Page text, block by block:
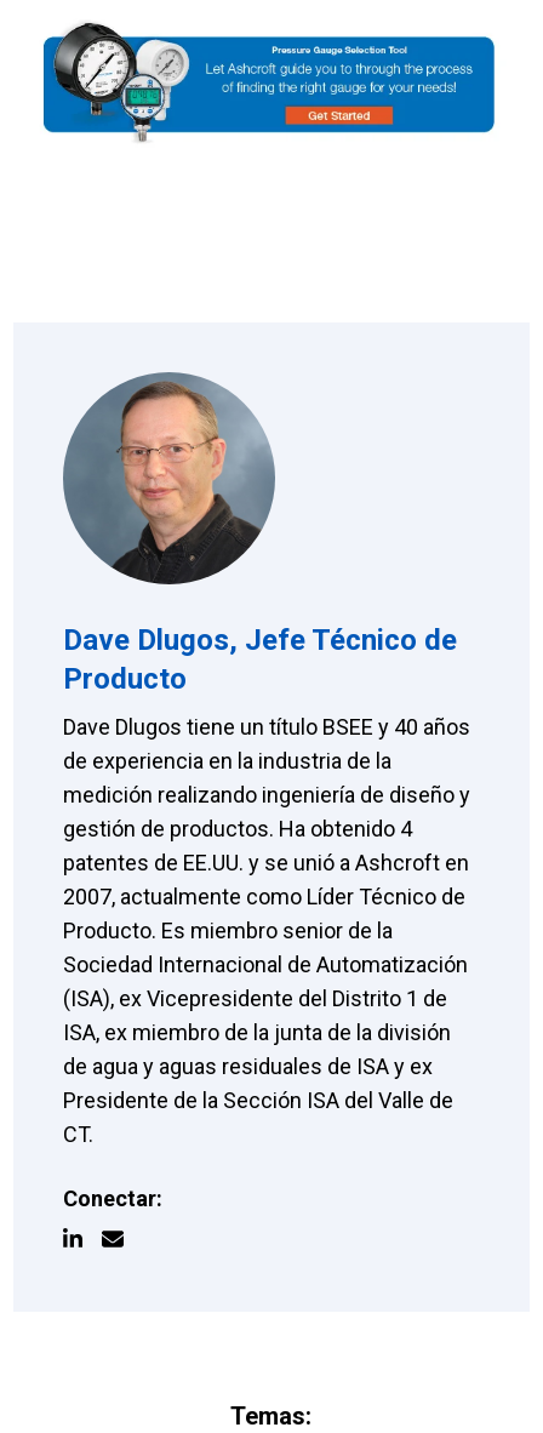
Dave Dlugos, Jefe Técnico de
Producto
Dave Dlugos tiene un título BSEE y 40 años
de experiencia en la industria de la
medición realizando ingeniería de diseño y
gestión de productos. Ha obtenido 4
patentes de EE.UU. y se unió a Ashcroft en
2007, actualmente como Líder Técnico de
Producto. Es miembro senior de la
Sociedad Internacional de Automatización
(ISA), ex Vicepresidente del Distrito 1 de
ISA, ex miembro de la junta de la división
de agua y aguas residuales de ISA y ex
Presidente de la Sección ISA del Valle de
CT.
Conectar:
Temas: